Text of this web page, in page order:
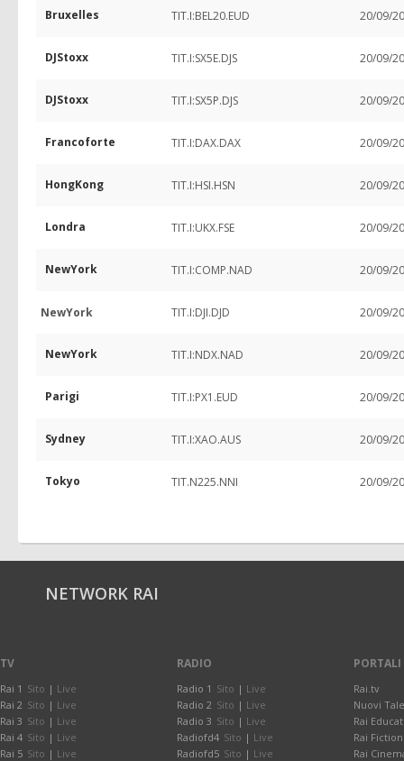
Bruxelles TIT.I:BEL20.EUD 20/09/
DJStoxx TIT.I:SX5E.DJS 20/09/
DJStoxx TIT.I:SX5P.DJS 20/09/
Francoforte TIT.I:DAX.DAX 20/09/
HongKong TIT.I:HSI.HSN 20/09/
Londra TIT.I:UKX.FSE 20/09/
NewYork TIT.I:COMP.NAD 20/09/
NewYork TIT.I:DJI.DJD 20/09/
NewYork TIT.I:NDX.NAD 20/09/
Parigi TIT.I:PX1.EUD 20/09/
Sydney TIT.I:XAO.AUS 20/09/
Tokyo TIT.N225.NNI 20/09/
NETWORK RAI
TV
Rai 1 Sito | Live
Rai 2 Sito | Live
Rai 3 Sito | Live
Rai 4 Sito | Live
Rai 5 Sito | Live
RADIO
Radio 1 Sito | Live
Radio 2 Sito | Live
Radio 3 Sito | Live
Radiofd4 Sito | Live
Radiofd5 Sito | Live
PORTALI
Rai.tv
Nuovi
Rai
Rai Fiction
Rai